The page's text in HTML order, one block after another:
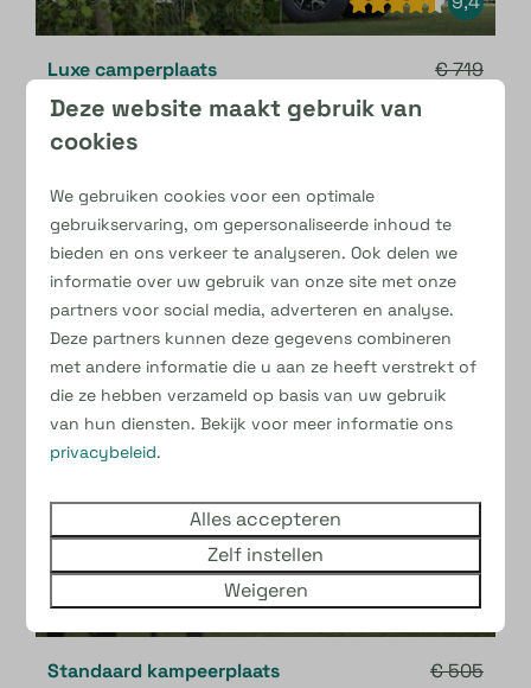
€ 719
€ 642
Luxe camperplaats
1
10 ampère stroom
CAI
Eigen sanitair
Verharde plek
Bekijken
- 5 nachten en 32 dagen later
9,2
€ 505
Standaard kampeerplaats
Deze website maakt gebruik van
cookies
We gebruiken cookies voor een optimale
gebruikservaring, om gepersonaliseerde inhoud te
bieden en ons verkeer te analyseren. Ook delen we
informatie over uw gebruik van onze site met onze
partners voor social media, adverteren en analyse.
Deze partners kunnen deze gegevens combineren
met andere informatie die u aan ze heeft verstrekt of
die ze hebben verzameld op basis van uw gebruik
van hun diensten. Bekijk voor meer informatie ons
privacybeleid.
Alles accepteren
Zelf instellen
Weigeren